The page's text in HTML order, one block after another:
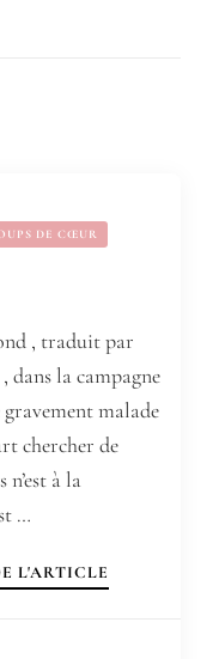
DE CŒUR
, traduit par
dans la campagne
malade
chercher de
à la
…
L'ARTICLE